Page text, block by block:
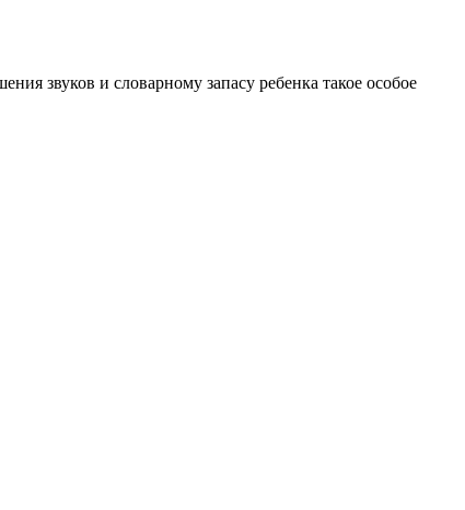
звуков и словарному запасу ребенка такое особое